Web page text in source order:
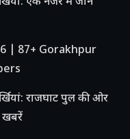
| 87+ Gorakhpur
राजघाट पुल की ओर
खबरें